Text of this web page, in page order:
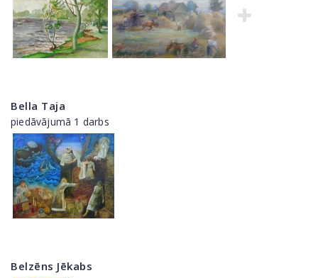
Bella Taja
piedāvājumā 1 darbs
Belzēns Jēkabs